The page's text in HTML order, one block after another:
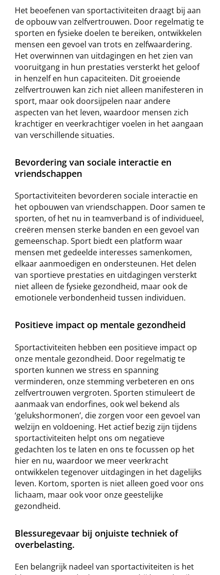
Het beoefenen van sportactiviteiten draagt bij aan
de opbouw van zelfvertrouwen. Door regelmatig te
sporten en fysieke doelen te bereiken, ontwikkelen
mensen een gevoel van trots en zelfwaardering.
Het overwinnen van uitdagingen en het zien van
vooruitgang in hun prestaties versterkt het geloof
in henzelf en hun capaciteiten. Dit groeiende
zelfvertrouwen kan zich niet alleen manifesteren in
sport, maar ook doorsijpelen naar andere
aspecten van het leven, waardoor mensen zich
krachtiger en veerkrachtiger voelen in het aangaan
van verschillende situaties.
Bevordering van sociale interactie en
vriendschappen
Sportactiviteiten bevorderen sociale interactie en
het opbouwen van vriendschappen. Door samen te
sporten, of het nu in teamverband is of individueel,
creëren mensen sterke banden en een gevoel van
gemeenschap. Sport biedt een platform waar
mensen met gedeelde interesses samenkomen,
elkaar aanmoedigen en ondersteunen. Het delen
van sportieve prestaties en uitdagingen versterkt
niet alleen de fysieke gezondheid, maar ook de
emotionele verbondenheid tussen individuen.
Positieve impact op mentale gezondheid
Sportactiviteiten hebben een positieve impact op
onze mentale gezondheid. Door regelmatig te
sporten kunnen we stress en spanning
verminderen, onze stemming verbeteren en ons
zelfvertrouwen vergroten. Sporten stimuleert de
aanmaak van endorfines, ook wel bekend als
‘gelukshormonen’, die zorgen voor een gevoel van
welzijn en voldoening. Het actief bezig zijn tijdens
sportactiviteiten helpt ons om negatieve
gedachten los te laten en ons te focussen op het
hier en nu, waardoor we meer veerkracht
ontwikkelen tegenover uitdagingen in het dagelijks
leven. Kortom, sporten is niet alleen goed voor ons
lichaam, maar ook voor onze geestelijke
gezondheid.
Blessuregevaar bij onjuiste techniek of
overbelasting.
Een belangrijk nadeel van sportactiviteiten is het